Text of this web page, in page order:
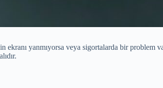
yanmıyorsa veya sigortalarda bir problem